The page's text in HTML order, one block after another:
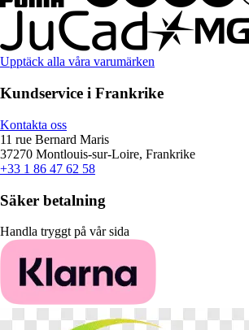
Upptäck alla våra varumärken
Kundservice i Frankrike
Kontakta oss
11 rue Bernard Maris
37270 Montlouis-sur-Loire, Frankrike
+33 1 86 47 62 58
Säker betalning
Handla tryggt på vår sida